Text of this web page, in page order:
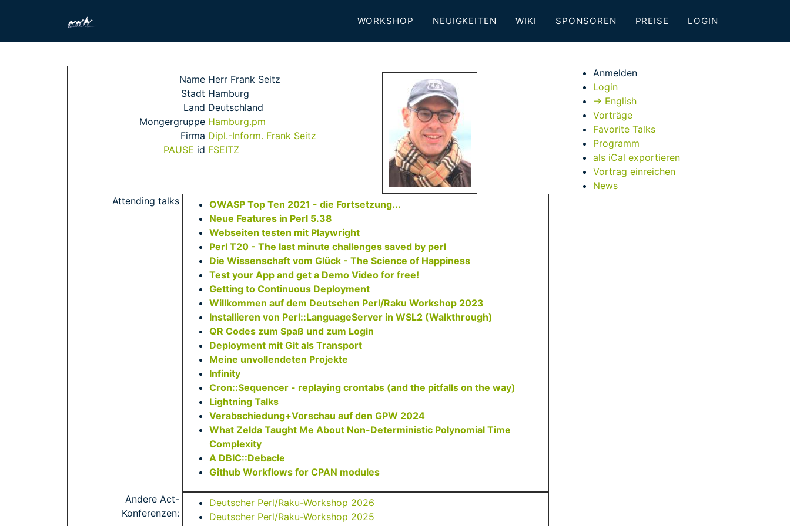
WORKSHOP NEUIGKEITEN WIKI SPONSOREN PREISE LOGIN
Name Herr Frank Seitz
Stadt Hamburg
Land Deutschland
Mongergruppe Hamburg.pm
Firma Dipl.-Inform. Frank Seitz
PAUSE id FSEITZ
Attending talks
‎OWASP Top Ten 2021 - die Fortsetzung...‎
‎Neue Features in Perl 5.38‎
‎Webseiten testen mit Playwright‎
‎Perl T20 - The last minute challenges saved by perl‎
‎Die Wissenschaft vom Glück - The Science of Happiness‎
‎Test your App and get a Demo Video for free!‎
‎Getting to Continuous Deployment‎
‎Willkommen auf dem Deutschen Perl/Raku Workshop 2023‎
‎Installieren von Perl::LanguageServer in WSL2 (Walkthrough)‎
‎QR Codes zum Spaß und zum Login‎
‎Deployment mit Git als Transport‎
‎Meine unvollendeten Projekte‎
‎Infinity‎
‎Cron::Sequencer - replaying crontabs (and the pitfalls on the way)‎
‎Lightning Talks‎
‎Verabschiedung+Vorschau auf den GPW 2024‎
‎What Zelda Taught Me About Non-Deterministic Polynomial Time
Complexity‎
‎A DBIC::Debacle‎
‎Github Workflows for CPAN modules‎
Andere Act-
Konferenzen:
Deutscher Perl/Raku-Workshop 2026
Deutscher Perl/Raku-Workshop 2025
Anmelden
Login
→ English
Vorträge
Favorite Talks
Programm
als iCal exportieren
Vortrag einreichen
News